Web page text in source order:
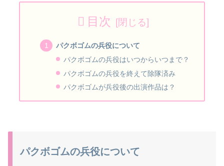
目次
パクボゴムの兵役について
パクボゴムの兵役はいつからいつまで？
パクボゴムの兵役を終えて除隊済み
パクボゴムが兵役後の出演作品は？
パクボゴムの兵役について